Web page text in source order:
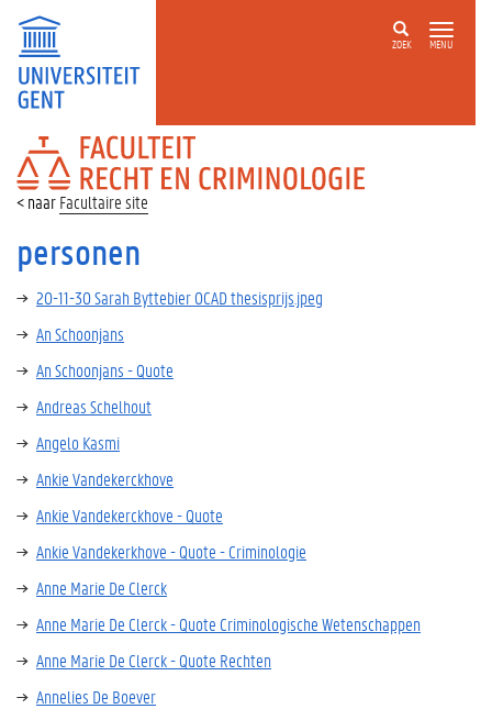
ZOEK MENU
FACULTEIT
RECHT
EN
CRIMINOLOGIE
Facultaire site
personen
20-11-30 Sarah Byttebier OCAD thesisprijs.jpeg
An Schoonjans
An Schoonjans - Quote
Andreas Schelhout
Angelo Kasmi
Ankie Vandekerckhove
Ankie Vandekerckhove - Quote
Ankie Vandekerkhove - Quote - Criminologie
Anne Marie De Clerck
Anne Marie De Clerck - Quote Criminologische Wetenschappen
Anne Marie De Clerck - Quote Rechten
Annelies De Boever